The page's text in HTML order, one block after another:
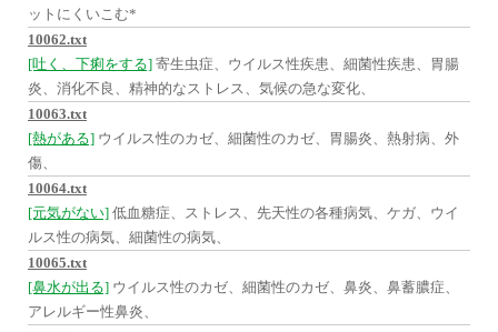
ットにくいこむ*
10062.txt
[吐く、下痢をする] 寄生虫症、ウイルス性疾患、細菌性疾患、胃腸
炎、消化不良、精神的なストレス、気候の急な変化、
10063.txt
[熱がある] ウイルス性のカゼ、細菌性のカゼ、胃腸炎、熱射病、外
傷、
10064.txt
[元気がない] 低血糖症、ストレス、先天性の各種病気、ケガ、ウイ
ルス性の病気、細菌性の病気、
10065.txt
[鼻水が出る] ウイルス性のカゼ、細菌性のカゼ、鼻炎、鼻蓄膿症、
アレルギー性鼻炎、